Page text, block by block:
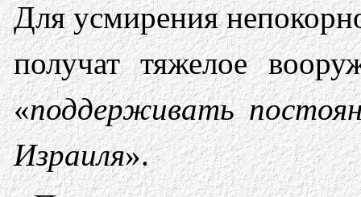
Для усмирения
получат тяжелое
«поддерживать
Израиля».